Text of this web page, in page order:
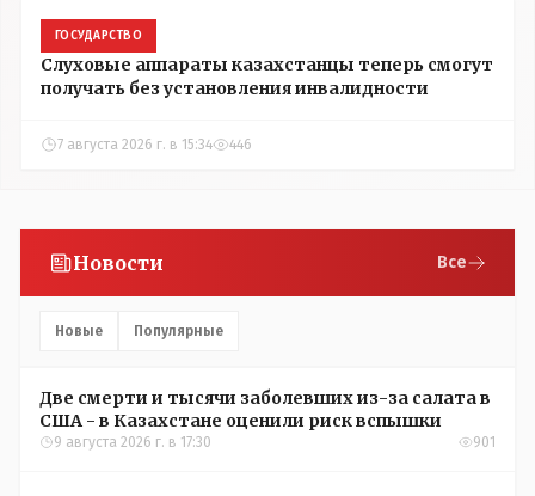
ГОСУДАРСТВО
Слуховые аппараты казахстанцы теперь смогут
получать без установления инвалидности
7 августа 2026 г. в 15:34 446
Новости Все
Новые Популярные
Две смерти и тысячи заболевших из-за салата в
США - в Казахстане оценили риск вспышки
9 августа 2026 г. в 17:30 901